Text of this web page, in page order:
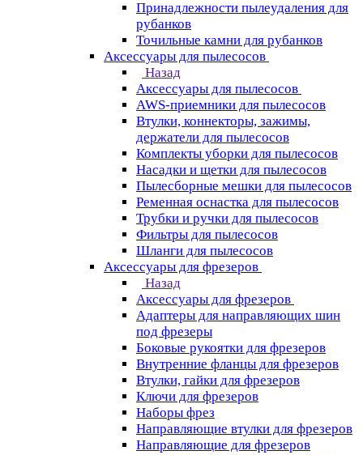
Принадлежности пылеудаления для
рубанков
Точильные камни для рубанков
Аксессуары для пылесосов
Назад
Аксессуары для пылесосов
AWS-приемники для пылесосов
Втулки, коннекторы, зажимы,
держатели для пылесосов
Комплекты уборки для пылесосов
Насадки и щетки для пылесосов
Пылесборные мешки для пылесосов
Ременная оснастка для пылесосов
Трубки и ручки для пылесосов
Фильтры для пылесосов
Шланги для пылесосов
Аксессуары для фрезеров
Назад
Аксессуары для фрезеров
Адаптеры для направляющих шин
под фрезеры
Боковые рукоятки для фрезеров
Внутренние фланцы для фрезеров
Втулки, гайки для фрезеров
Ключи для фрезеров
Наборы фрез
Направляющие втулки для фрезеров
Направляющие для фрезеров